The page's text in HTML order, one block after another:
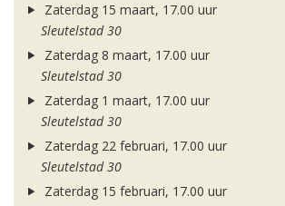
Zaterdag 15 maart, 17.00 uur
Sleutelstad 30
Zaterdag 8 maart, 17.00 uur
Sleutelstad 30
Zaterdag 1 maart, 17.00 uur
Sleutelstad 30
Zaterdag 22 februari, 17.00 uur
Sleutelstad 30
Zaterdag 15 februari, 17.00 uur